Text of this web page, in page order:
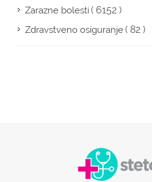
Zarazne bolesti( 6152 )
Zdravstveno osiguranje( 82 )